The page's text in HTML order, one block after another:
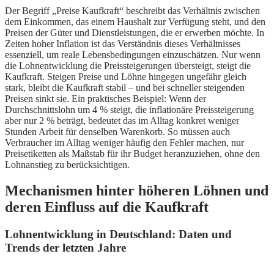
Der Begriff „Preise Kaufkraft“ beschreibt das Verhältnis zwischen
dem Einkommen, das einem Haushalt zur Verfügung steht, und den
Preisen der Güter und Dienstleistungen, die er erwerben möchte. In
Zeiten hoher Inflation ist das Verständnis dieses Verhältnisses
essenziell, um reale Lebensbedingungen einzuschätzen. Nur wenn
die Lohnentwicklung die Preissteigerungen übersteigt, steigt die
Kaufkraft. Steigen Preise und Löhne hingegen ungefähr gleich
stark, bleibt die Kaufkraft stabil – und bei schneller steigenden
Preisen sinkt sie. Ein praktisches Beispiel: Wenn der
Durchschnittslohn um 4 % steigt, die inflationäre Preissteigerung
aber nur 2 % beträgt, bedeutet das im Alltag konkret weniger
Stunden Arbeit für denselben Warenkorb. So müssen auch
Verbraucher im Alltag weniger häufig den Fehler machen, nur
Preisetiketten als Maßstab für ihr Budget heranzuziehen, ohne den
Lohnanstieg zu berücksichtigen.
Mechanismen hinter höheren Löhnen und
deren Einfluss auf die Kaufkraft
Lohnentwicklung in Deutschland: Daten und
Trends der letzten Jahre